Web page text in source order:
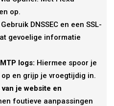
op.
Gebruik DNSSEC en een SSL-
gevoelige informatie
logs: Hiermee spoor je
en grijp je vroegtijdig in.
je website en
foutieve aanpassingen